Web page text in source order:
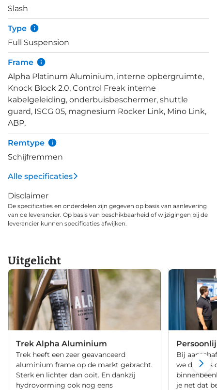
Slash
Type
Full Suspension
Frame
Alpha Platinum Aluminium, interne opbergruimte,
Knock Block 2.0, Control Freak interne
kabelgeleiding, onderbuisbeschermer, shuttle
guard, ISCG 05, magnesium Rocker Link, Mino Link,
ABP,
Remtype
Schijfremmen
Alle specificaties
Disclaimer
De specificaties en onderdelen zijn gegeven op basis van aanlevering
van de leverancier. Op basis van beschikbaarheid of wijzigingen bij de
leverancier kunnen specificaties afwijken.
Uitgelicht
Trek Alpha Aluminium
Trek heeft een zeer geavanceerd
aluminium frame op de markt gebracht.
Sterk en lichter dan ooit. En dankzij
hydrovorming ook nog eens
Bij
we de fiets
je net dat